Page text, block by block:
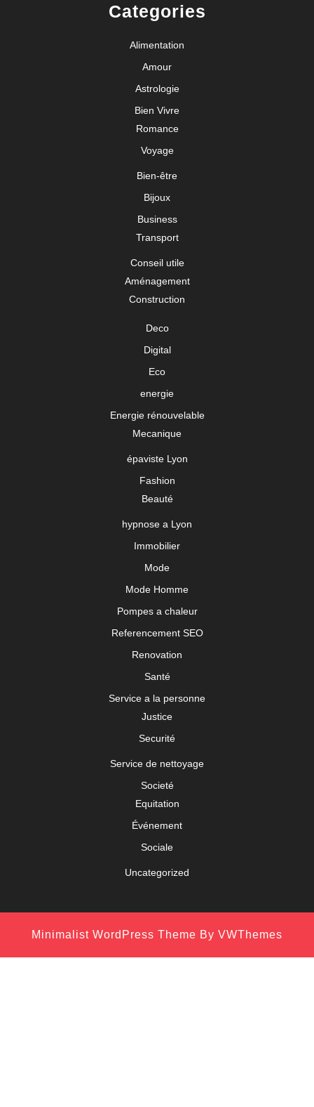
Categories
Alimentation
Amour
Astrologie
Bien Vivre
Romance
Voyage
Bien-être
Bijoux
Business
Transport
Conseil utile
Aménagement
Construction
Deco
Digital
Eco
energie
Energie rénouvelable
Mecanique
épaviste Lyon
Fashion
Beauté
hypnose a Lyon
Immobilier
Mode
Mode Homme
Pompes a chaleur
Referencement SEO
Renovation
Santé
Service a la personne
Justice
Securité
Service de nettoyage
Societé
Equitation
Événement
Sociale
Uncategorized
Minimalist WordPress Theme By VWThemes